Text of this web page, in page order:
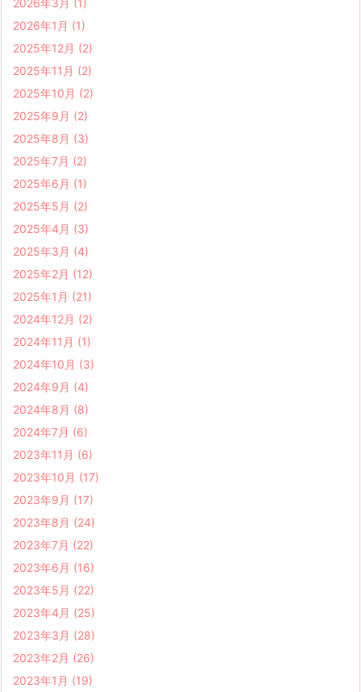
2026年1月 (1)
2025年12月 (2)
2025年11月 (2)
2025年10月 (2)
2025年9月 (2)
2025年8月 (3)
2025年7月 (2)
2025年6月 (1)
2025年5月 (2)
2025年4月 (3)
2025年3月 (4)
2025年2月 (12)
2025年1月 (21)
2024年12月 (2)
2024年11月 (1)
2024年10月 (3)
2024年9月 (4)
2024年8月 (8)
2024年7月 (6)
2023年11月 (6)
2023年10月 (17)
2023年9月 (17)
2023年8月 (24)
2023年7月 (22)
2023年6月 (16)
2023年5月 (22)
2023年4月 (25)
2023年3月 (28)
2023年2月 (26)
2023年1月 (19)